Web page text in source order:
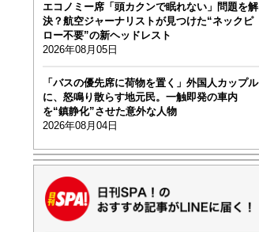
エコノミー席「頭カクンで眠れない」問題を解
決？航空ジャーナリストが見つけた“ネックピ
ロー不要”の新ヘッドレスト
2026年08月05日
「バスの優先席に荷物を置く」外国人カップル
に、怒鳴り散らす地元民。一触即発の車内
を“鎮静化”させた意外な人物
2026年08月04日